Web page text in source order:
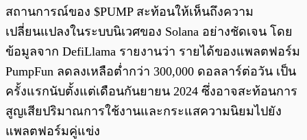
สถานการณ์ของ $PUMP สะท้อนให้เห็นถึงความ
เปลี่ยนแปลงในระบบนิเวศของ Solana อย่างชัดเจน โดย
ข้อมูลจาก DefiLlama รายงานว่า รายได้ของแพลตฟอร์ม
PumpFun ลดลงเหลือต่ำกว่า 300,000 ดอลลาร์ต่อวัน เป็น
ครั้งแรกนับตั้งแต่เดือนกันยายน 2024 ซึ่งอาจสะท้อนการ
สูญเสียปริมาณการใช้งานและกระแสความนิยมไปยัง
แพลตฟอร์มคู่แข่ง